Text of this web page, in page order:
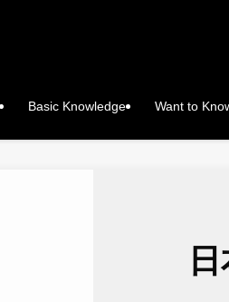
Basic Knowledge Want to